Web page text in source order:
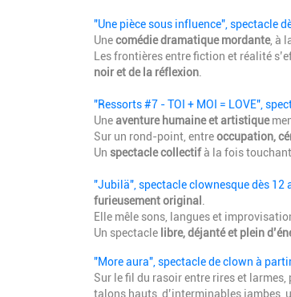
"Une pièce sous influence", spectacle
Unecomédie dramatique mordante, à
Les frontières entre fiction et réalité
noir et de la réflexion
"Ressorts #7 - TOI + MOI = LOVE",
Uneaventure humaine et artistique
Sur un rond-point, entreoccupation,
Un spectacle collectifà la fois
"Jubilä", spectacle clownesque dès 12
furieusement original
Elle mêle sons, langues et
Un spectacle libre, déjanté et plein
"More aura", spectacle de clown à
Sur le fil du rasoir entre rires et larmes,
talons hauts, d’interminables jambes,